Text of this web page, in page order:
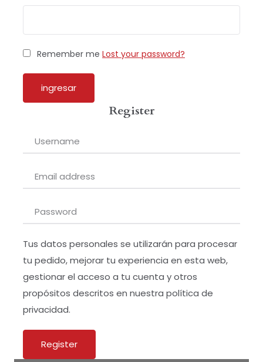
Remember me Lost your password?
Register
Tus datos personales se utilizarán para procesar
tu pedido, mejorar tu experiencia en esta web,
gestionar el acceso a tu cuenta y otros
propósitos descritos en nuestra política de
privacidad.
Register